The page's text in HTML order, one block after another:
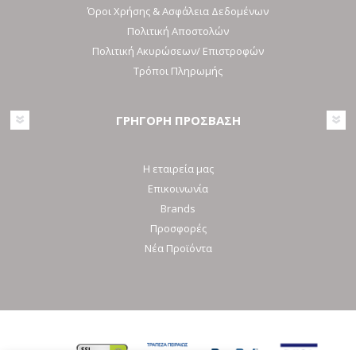
Όροι Χρήσης & Ασφάλεια Δεδομένων
Πολιτική Αποστολών
Πολιτική Ακυρώσεων/ Επιστροφών
Τρόποι Πληρωμής
ΓΡΗΓΟΡΗ ΠΡΟΣΒΑΣΗ
Η εταιρεία μας
Επικοινωνία
Brands
Προσφορές
Νέα Προϊόντα